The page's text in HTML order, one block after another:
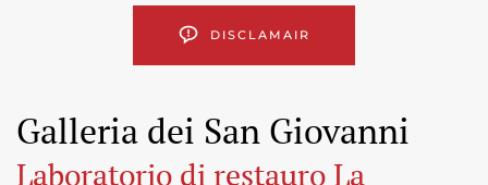
DISCLAMAIR
Galleria dei San Giovanni
Laboratorio di restauro La